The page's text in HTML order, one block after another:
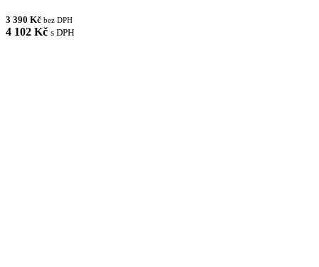
3 390 Kč bez DPH
4 102 Kč s DPH